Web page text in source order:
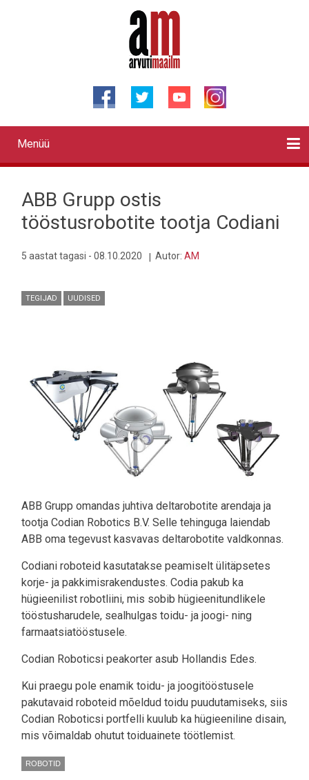
Primary
links
Menüü
ABB Grupp ostis
tööstusrobotite tootja Codiani
5 aastat tagasi - 08.10.2020 Autor: AM
TEGIJAD UUDISED
ABB Grupp omandas juhtiva deltarobotite arendaja ja
tootja Codian Robotics B.V. Selle tehinguga laiendab
ABB oma tegevust kasvavas deltarobotite valdkonnas.
Codiani roboteid kasutatakse peamiselt ülitäpsetes
korje- ja pakkimisrakendustes. Codia pakub ka
hügieenilist robotliini, mis sobib hügieenitundlikele
tööstusharudele, sealhulgas toidu- ja joogi- ning
farmaatsiatööstusele.
Codian Roboticsi peakorter asub Hollandis Edes.
Kui praegu pole enamik toidu- ja joogitööstusele
pakutavaid roboteid mõeldud toidu puudutamiseks, siis
Codian Roboticsi portfelli kuulub ka hügieeniline disain,
mis võimaldab ohutut toiduainete töötlemist.
ROBOTID